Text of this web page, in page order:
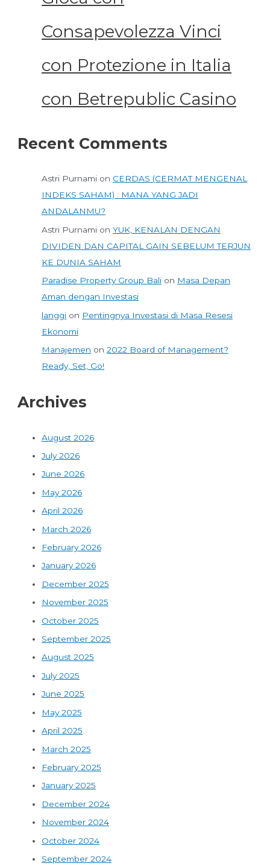
Consapevolezza Vinci
con Protezione in Italia
con Betrepublic Casino
Recent Comments
Astri Purnami on CERDAS (CERMAT MENGENAL
INDEKS SAHAM) : MANA YANG JADI
ANDALANMU?
Astri Purnami onYUK, KENALAN DENGAN
DIVIDEN DAN CAPITAL GAIN SEBELUM TERJUN
KE DUNIA SAHAM
Paradise Property Group Bali on Masa Depan
Aman dengan Investasi
langgi on Pentingnya Investasi di Masa Resesi
Ekonomi
Manajemen on2022 Board of Management?
Ready, Set, Go!
Archives
August 2026
July 2026
June 2026
May 2026
April 2026
March 2026
February 2026
January 2026
December 2025
November 2025
October 2025
September 2025
August 2025
July 2025
June 2025
May 2025
April 2025
March 2025
February 2025
January 2025
December 2024
November 2024
October 2024
September 2024